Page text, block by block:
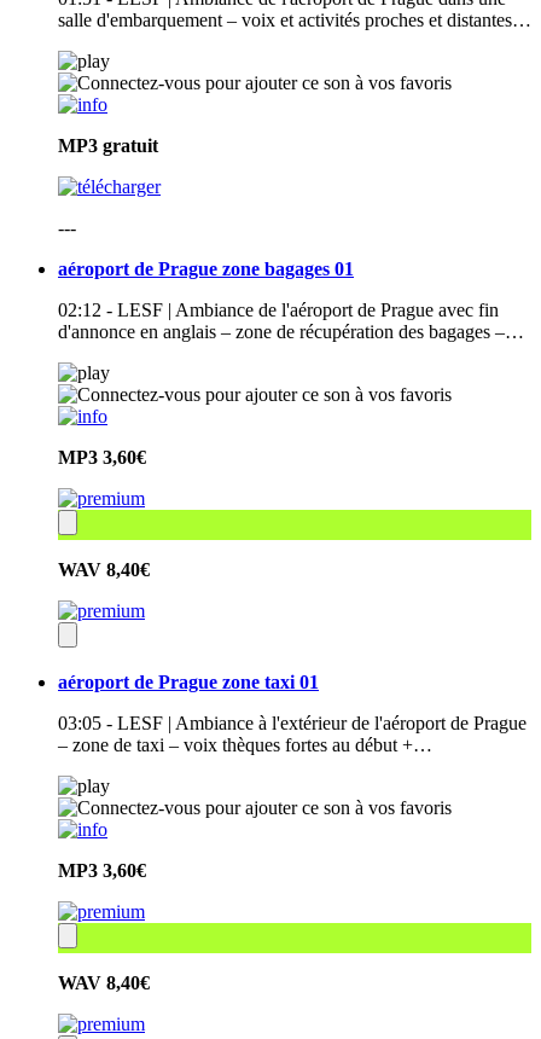
salle d'embarquement – voix et activités proches et distantes…
MP3 gratuit
---
aéroport de Prague zone bagages 01
02:12 - LESF | Ambiance de l'aéroport de Prague avec fin
d'annonce en anglais – zone de récupération des bagages –…
MP3 3,60€
WAV 8,40€
aéroport de Prague zone taxi 01
03:05 - LESF | Ambiance à l'extérieur de l'aéroport de Prague
– zone de taxi – voix thèques fortes au début +…
MP3 3,60€
WAV 8,40€